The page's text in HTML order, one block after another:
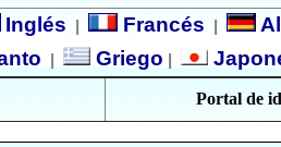
Inglés Francés
Griego
Portal de